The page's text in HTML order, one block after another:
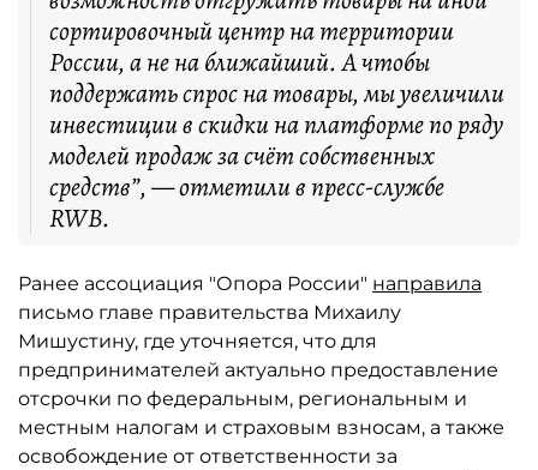
сортировочный центр на территории
России, а не на ближайший. А чтобы
поддержать спрос на товары, мы увеличили
инвестиции в скидки на платформе по ряду
моделей продаж за счёт собственных
средств”, — отметили в пресс-службе
RWB.
Ранее ассоциация "Опора России" направила
письмо главе правительства Михаилу
Мишустину, где уточняется, что для
предпринимателей актуально предоставление
отсрочки по федеральным, региональным и
местным налогам и страховым взносам, а также
освобождение от ответственности за